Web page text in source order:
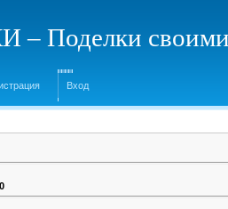
Поделки своими
Вход